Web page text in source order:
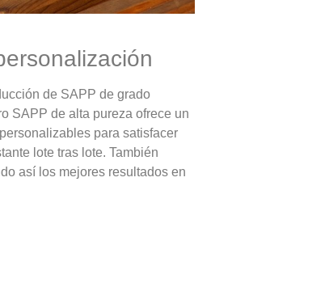
de SAPP de grado
SAPP de alta pureza ofrece un
para satisfacer
lote tras lote. También
así los mejores resultados en